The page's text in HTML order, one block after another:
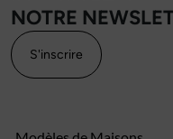
NOTRE
S'inscrire